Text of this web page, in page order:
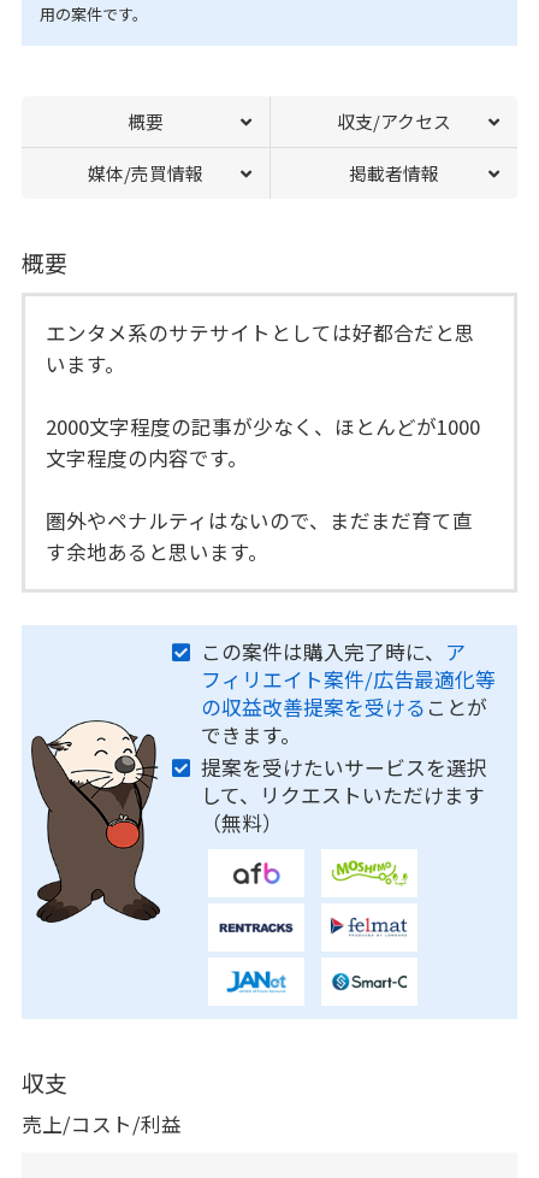
用の案件です。
概要 収支/アクセス
媒体/売買情報 掲載者情報
概要
エンタメ系のサテサイトとしては好都合だと思
います。
2000文字程度の記事が少なく、ほとんどが1000
文字程度の内容です。
圏外やペナルティはないので、まだまだ育て直
す余地あると思います。
この案件は購入完了時に、 ア
フィリエイト案件/広告最適化等
の収益改善提案を受ける ことが
できます。
提案を受けたいサービスを選択
して、リクエストいただけます
（無料）
収支
売上/コスト/利益